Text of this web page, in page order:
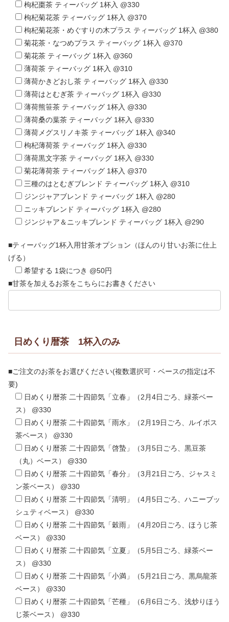
枸杞棗茶 ティーバッグ 1杯入 @330
枸杞菊花茶 ティーバッグ 1杯入 @370
枸杞菊花茶・めぐすりの木プラス ティーバッグ 1杯入 @380
菊花茶・なつめプラス ティーバッグ 1杯入 @370
菊花茶 ティーバッグ 1杯入 @360
薄荷茶 ティーバッグ 1杯入 @310
薄荷かきどおし茶 ティーバッグ 1杯入 @330
薄荷はとむぎ茶 ティーバッグ 1杯入 @330
薄荷熊笹茶 ティーバッグ 1杯入 @330
薄荷桑の葉茶 ティーバッグ 1杯入 @330
薄荷メグスリノキ茶 ティーバッグ 1杯入 @340
枸杞薄荷茶 ティーバッグ 1杯入 @330
薄荷黒文字茶 ティーバッグ 1杯入 @330
菊花薄荷茶 ティーバッグ 1杯入 @370
三種のはとむぎブレンド ティーバッグ 1杯入 @310
ジンジャアブレンド ティーバッグ 1杯入 @280
ニッキブレンド ティーバッグ 1杯入 @280
ジンジャア＆ニッキブレンド ティーバッグ 1杯入 @290
■ティーバッグ1杯入用甘茶オプション（ほんのり甘いお茶に仕上
げる）
希望する 1袋につき @50円
■甘茶を加えるお茶をこちらにお書きください
日めくり暦茶 1杯入のみ
■ご注文のお茶をお選びください(複数選択可・ベースの指定は不
要)
日めくり暦茶 二十四節気「立春」（2月4日ごろ、緑茶ベー
ス） @330
日めくり暦茶 二十四節気「雨水」（2月19日ごろ、ルイボス
茶ベース） @330
日めくり暦茶 二十四節気「啓蟄」（3月5日ごろ、黒豆茶
（丸）ベース） @330
日めくり暦茶 二十四節気「春分」（3月21日ごろ、ジャスミ
ン茶ベース） @330
日めくり暦茶 二十四節気「清明」（4月5日ごろ、ハニーブッ
シュティベース） @330
日めくり暦茶 二十四節気「穀雨」（4月20日ごろ、ほうじ茶
ベース） @330
日めくり暦茶 二十四節気「立夏」（5月5日ごろ、緑茶ベー
ス） @330
日めくり暦茶 二十四節気「小満」（5月21日ごろ、黒烏龍茶
ベース） @330
日めくり暦茶 二十四節気「芒種」（6月6日ごろ、浅炒りほう
じ茶ベース） @330